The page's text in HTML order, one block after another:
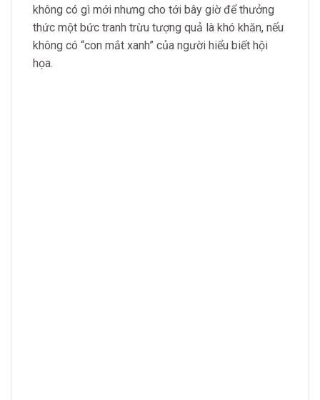
không có gì mới nhưng cho tới bây giờ để thưởng
thức một bức tranh trừu tượng quả là khó khăn, nếu
không có “con mắt xanh” của người hiểu biết hội
họa.